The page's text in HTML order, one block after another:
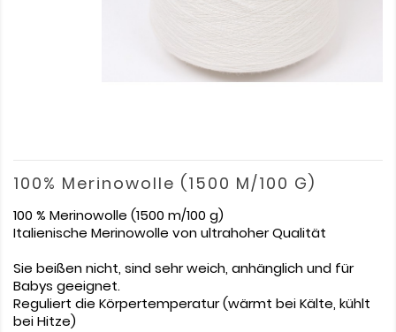
100% Merinowolle (1500 M/100 G)
100 % Merinowolle (1500 m/100 g)
Italienische Merinowolle von ultrahoher Qualität
Sie beißen nicht, sind sehr weich, anhänglich und für
Babys geeignet.
Reguliert die Körpertemperatur (wärmt bei Kälte, kühlt
bei Hitze)